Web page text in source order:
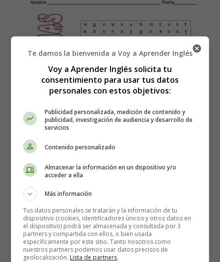
Recursos Educativos en
inglés - Worksheets
Wordsearches
Fichas Infantiles en Inglés Sopas
de Letras
Te damos la bienvenida a Voy a Aprender Inglés
Voy a Aprender Inglés solicita tu
consentimiento para usar tus datos
personales con estos objetivos:
Publicidad personalizada, medición de contenido y
publicidad, investigación de audiencia y desarrollo de
servicios
Contenido personalizado
Almacenar la información en un dispositivo y/o
acceder a ella
Más información
Tus datos personales se tratarán y la información de tu
dispositivo (cookies, identificadores únicos y otros datos en
el dispositivo) podrá ser almacenada y consultada por 3
partners y compartida con ellos, o bien usada
específicamente por este sitio. Tanto nosotros como
nuestros partners podemos usar datos precisos de
geolocalización. Lista de partners.